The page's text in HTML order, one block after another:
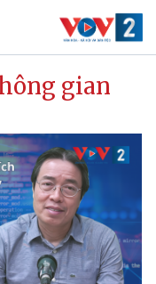
gian